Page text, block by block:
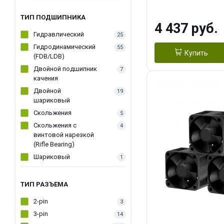
ТИП ПОДШИПНИКА
Гидравлический 25
Гидродинамический
(FDB/LDB)
55
Двойной подшипник
качения
7
Двойной
шариковый
19
Скольжения 5
Скольжения c
винтовой нарезкой
(Rifle Bearing)
4
Шариковый 1
ТИП РАЗЪЕМА
2-pin 3
3-pin 14
D：AM4、
4 437 руб.
Купить